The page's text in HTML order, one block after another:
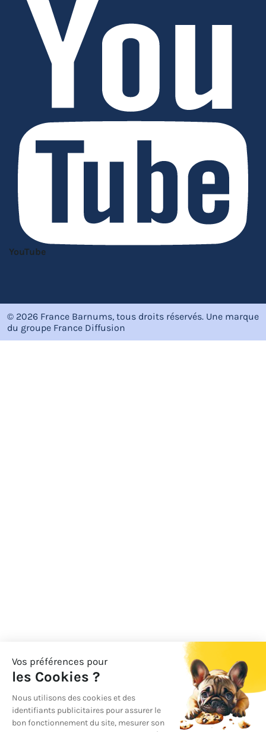
YouTube
© 2026 France Barnums, tous droits réservés. Une marque
du groupe France Diffusion